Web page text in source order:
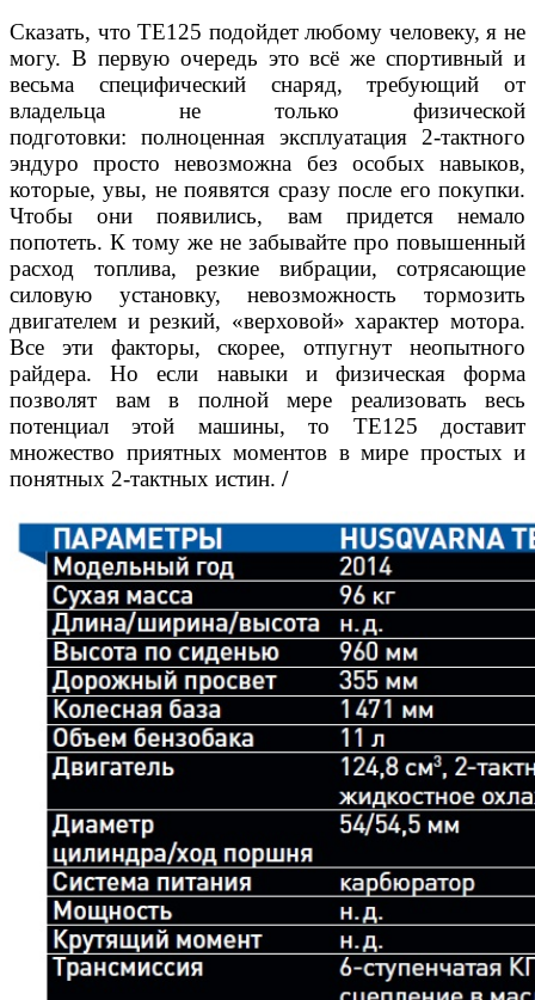
Сказать, что TE125 подойдет любому человеку, я не
могу. В первую очередь это всё же спортивный и
весьма специфический снаряд, требующий от
владельца не только физической
подготовки: полноценная эксплуатация 2-тактного
эндуро просто невозможна без особых навыков,
которые, увы, не появятся сразу после его покупки.
Чтобы они появились, вам придется немало
попотеть. К тому же не забывайте про повышенный
расход топлива, резкие вибрации, сотрясающие
силовую установку, невозможность тормозить
двигателем и резкий, «верховой» характер мотора.
Все эти факторы, скорее, отпугнут неопытного
райдера. Но если навыки и физическая форма
позволят вам в полной мере реализовать весь
потенциал этой машины, то TE125 доставит
множество приятных моментов в мире простых и
понятных 2-тактных истин. /